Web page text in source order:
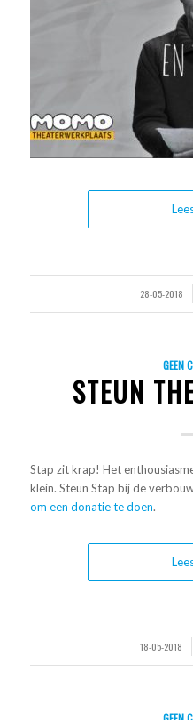
28-05-2018
GEEN
STEUN
Stap zit krap! Het
klein. Steun Stap bij de
om een donatie te doen.
18-05-2018